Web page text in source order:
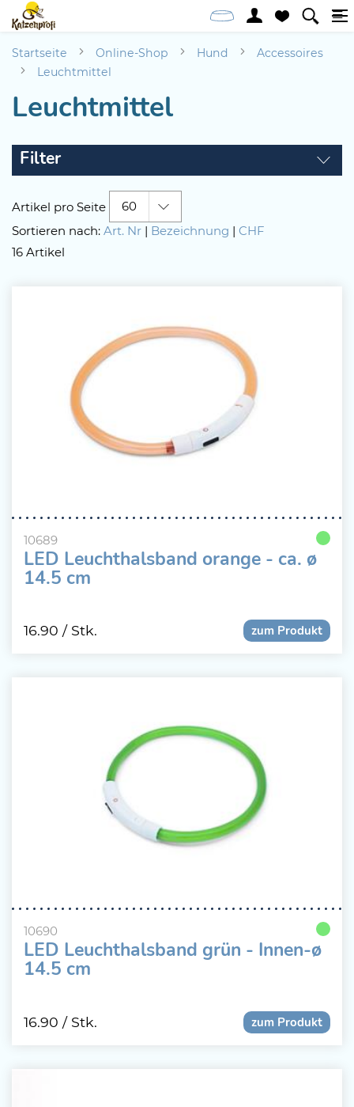
Startseite Online-Shop Hund
Accessoires
Leuchtmittel
Leuchtmittel
Filter
Artikel pro Seite
60
Sortieren nach: Art. Nr | Bezeichnung | CHF
16 Artikel
10689
LED Leuchthalsband orange - ca. ø
14.5 cm
zum Produkt
16.90 / Stk.
10690
LED Leuchthalsband grün - Innen-ø
14.5 cm
zum Produkt
16.90 / Stk.